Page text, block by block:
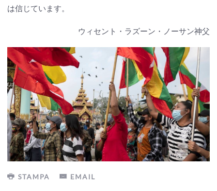
は信じています。
ウィセント・ラズーン・ノーサン神父
STAMPA EMAIL